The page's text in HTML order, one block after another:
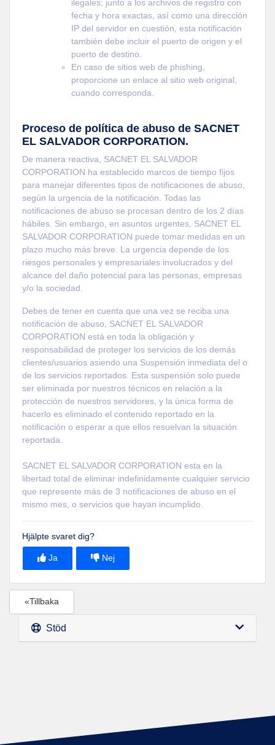
ilegales; junto a los archivos de registro con
fecha y hora exactas, así como una dirección
IP del servidor en cuestión, esta notificación
también debe incluir el puerto de origen y el
puerto de destino.
En caso de sitios web de phishing,
proporcione un enlace al sitio web original,
cuando corresponda.
Proceso de política de abuso de SACNET
EL SALVADOR CORPORATION.
De manera reactiva, SACNET EL SALVADOR
CORPORATION ha establecido marcos de tiempo fijos
para manejar diferentes tipos de notificaciones de abuso,
según la urgencia de la notificación. Todas las
notificaciones de abuso se procesan dentro de los 2 días
hábiles. Sin embargo, en asuntos urgentes, SACNET EL
SALVADOR CORPORATION puede tomar medidas en un
plazo mucho más breve. La urgencia depende de los
riesgos personales y empresariales involucrados y del
alcance del daño potencial para las personas, empresas
y/o la sociedad.
Debes de tener en cuenta que una vez se reciba una
notificación de abuso, SACNET EL SALVADOR
CORPORATION está en toda la obligación y
responsabilidad de proteger los servicios de los demás
clientes/usuarios asiendo una Suspensión inmediata del o
de los servicios reportados. Esta suspensión solo puede
ser eliminada por nuestros técnicos en relación a la
protección de nuestros servidores, y la única forma de
hacerlo es eliminado el contenido reportado en la
notificación o esperar a que ellos resuelvan la situación
reportada.
SACNET EL SALVADOR CORPORATION esta en la
libertad total de eliminar indefinidamente cualquier servicio
que represente más de 3 notificaciones de abuso en el
mismo mes, o servicios que hayan incumplido.
Hjälpte svaret dig?
Ja Nej
«Tillbaka
Stöd